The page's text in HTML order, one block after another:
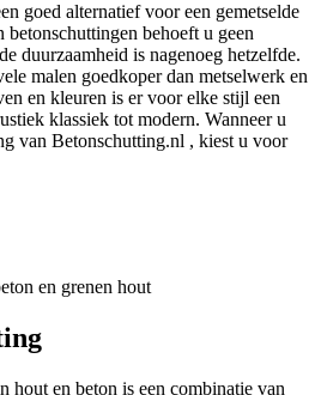
goed alternatief voor een gemetselde
betonschuttingen behoeft u geen
duurzaamheid is nagenoeg hetzelfde.
malen goedkoper dan metselwerk en
en kleuren is er voor elke stijl een
klassiek tot modern. Wanneer u
van Betonschutting.nl , kiest u voor
hout en beton is een combinatie van